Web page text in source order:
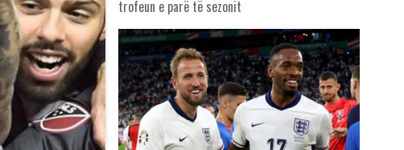
trofeun e parë të sezonit